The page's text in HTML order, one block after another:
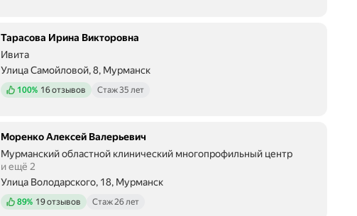
Тарасова Ирина Викторовна
Ивита
Улица Самойловой, 8, Мурманск
Положительных отзывов
100% 16 отзывов Стаж 35 лет
Моренко Алексей Валерьевич
Мурманский областной клинический многопрофильный центр
и ещё 2
Улица Володарского, 18, Мурманск
Положительных отзывов
89% 19 отзывов Стаж 26 лет